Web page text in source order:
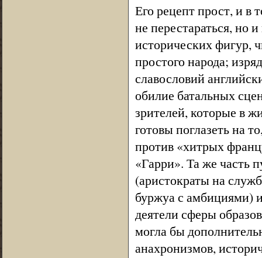
Его рецепт прост, и в
не перестараться, но
исторических фигур,
простого народа;
славословий
обилие батальных
зрителей, которые в
готовы поглазеть на
против «хитрых
«Гарри». Та же часть
(аристократы на
буржуа с амбициями)
деятели сферы
могла бы
анахронизмов,